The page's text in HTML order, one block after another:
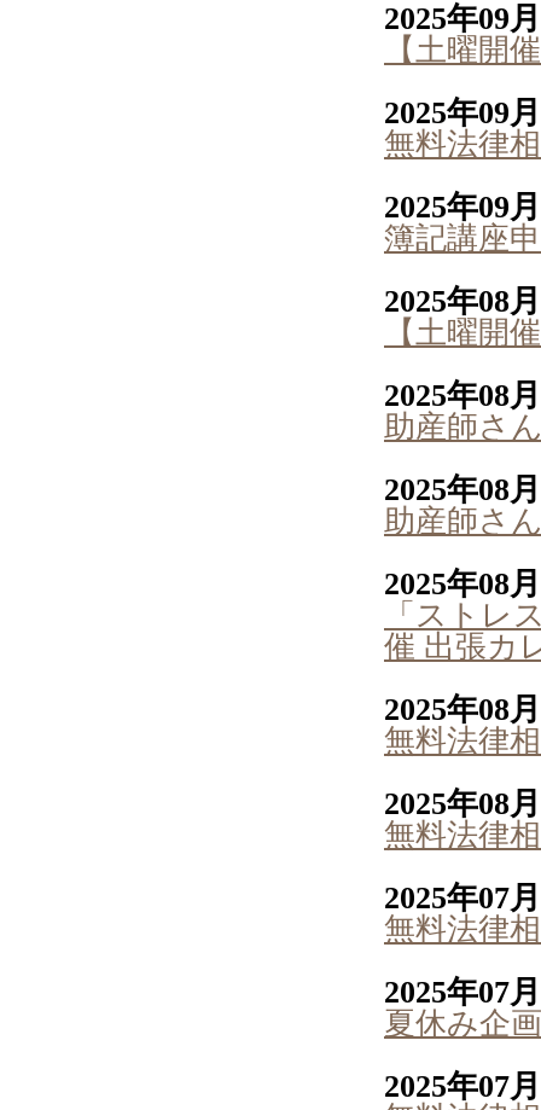
2025年09
【土曜開
2025年09
無料法律
2025年09
簿記講座
2025年08
【土曜開
2025年08
助産師さ
2025年08
助産師さ
2025年08
「ストレ
催 出張カ
2025年08
無料法律
2025年08
無料法律
2025年07
無料法律
2025年07
夏休み企
2025年07